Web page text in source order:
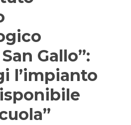
Gallo”:
l’impianto